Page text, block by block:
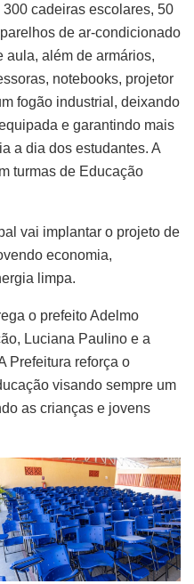
cadeiras escolares, 50
de ar-condicionado
aula, além de armários,
notebooks, projetor
fogão industrial, deixando
e garantindo mais
a dia dos estudantes. A
turmas de Educação
vai implantar o projeto de
economia,
limpa.
o prefeito Adelmo
Luciana Paulino e a
Prefeitura reforça o
visando sempre um
as crianças e jovens